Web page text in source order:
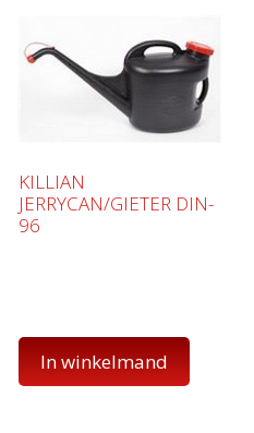
KILLIAN
JERRYCAN/GIETER DIN-
96
In winkelmand